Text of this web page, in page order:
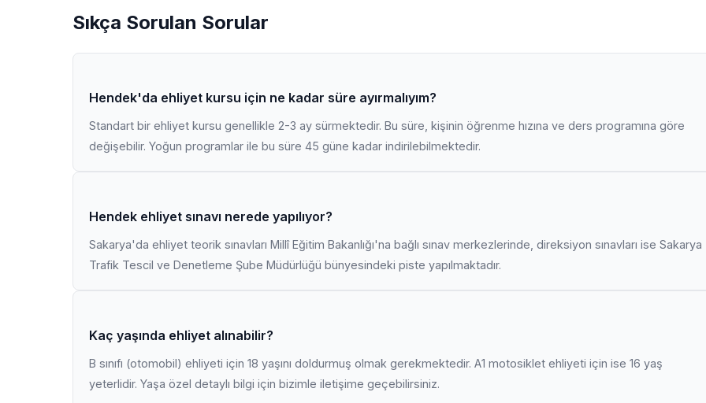
Sıkça Sorulan Sorular
Hendek'da ehliyet kursu için ne kadar süre ayırmalıyım?
Standart bir ehliyet kursu genellikle 2-3 ay sürmektedir. Bu süre, kişinin öğrenme hızına ve ders programına göre
değişebilir. Yoğun programlar ile bu süre 45 güne kadar indirilebilmektedir.
Hendek ehliyet sınavı nerede yapılıyor?
Sakarya'da ehliyet teorik sınavları Millî Eğitim Bakanlığı'na bağlı sınav merkezlerinde, direksiyon sınavları ise Sakarya
Trafik Tescil ve Denetleme Şube Müdürlüğü bünyesindeki piste yapılmaktadır.
Kaç yaşında ehliyet alınabilir?
B sınıfı (otomobil) ehliyeti için 18 yaşını doldurmuş olmak gerekmektedir. A1 motosiklet ehliyeti için ise 16 yaş
yeterlidir. Yaşa özel detaylı bilgi için bizimle iletişime geçebilirsiniz.